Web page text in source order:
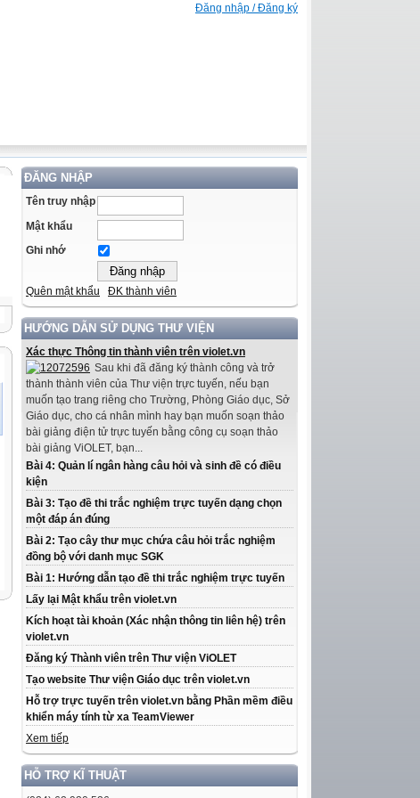
Đăng nhập / Đăng ký
ĐĂNG NHẬP
Tên truy nhập
Mật khẩu
Ghi nhớ
Quên mật khẩu ĐK thành viên
HƯỚNG DẪN SỬ DỤNG THƯ VIỆN
Xác thực Thông tin thành viên trên violet.vn
Sau khi đã đăng ký thành công và trở
thành thành viên của Thư viện trực tuyến, nếu bạn
muốn tạo trang riêng cho Trường, Phòng Giáo dục, Sở
Giáo dục, cho cá nhân mình hay bạn muốn soạn thảo
bài giảng điện tử trực tuyến bằng công cụ soạn thảo
bài giảng ViOLET, bạn...
Bài 4: Quản lí ngân hàng câu hỏi và sinh đề có điều
kiện
Bài 3: Tạo đề thi trắc nghiệm trực tuyến dạng chọn
một đáp án đúng
Bài 2: Tạo cây thư mục chứa câu hỏi trắc nghiệm
đồng bộ với danh mục SGK
Bài 1: Hướng dẫn tạo đề thi trắc nghiệm trực tuyến
Lấy lại Mật khẩu trên violet.vn
Kích hoạt tài khoản (Xác nhận thông tin liên hệ) trên
violet.vn
Đăng ký Thành viên trên Thư viện ViOLET
Tạo website Thư viện Giáo dục trên violet.vn
Hỗ trợ trực tuyến trên violet.vn bằng Phần mềm điều
khiển máy tính từ xa TeamViewer
Xem tiếp
HỖ TRỢ KĨ THUẬT